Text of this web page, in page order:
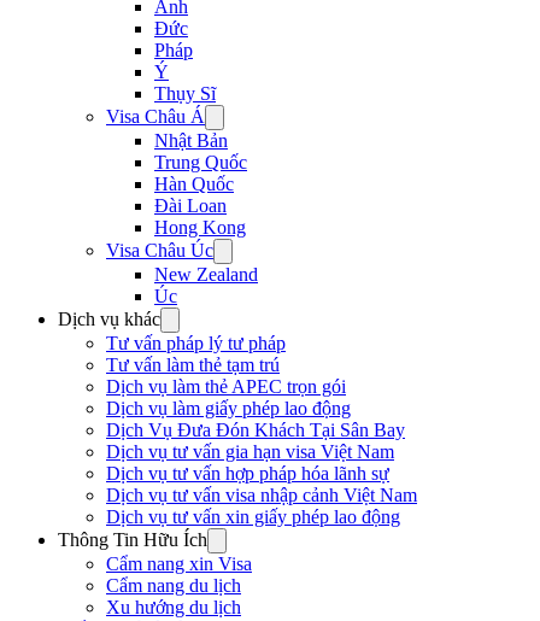
Anh
Đức
Pháp
Ý
Thụy Sĩ
Visa Châu Á
Nhật Bản
Trung Quốc
Hàn Quốc
Đài Loan
Hong Kong
Visa Châu Úc
New Zealand
Úc
Dịch vụ khác
Tư vấn pháp lý tư pháp
Tư vấn làm thẻ tạm trú
Dịch vụ làm thẻ APEC trọn gói
Dịch vụ làm giấy phép lao động
Dịch Vụ Đưa Đón Khách Tại Sân Bay
Dịch vụ tư vấn gia hạn visa Việt Nam
Dịch vụ tư vấn hợp pháp hóa lãnh sự
Dịch vụ tư vấn visa nhập cảnh Việt Nam
Dịch vụ tư vấn xin giấy phép lao động
Thông Tin Hữu Ích
Cẩm nang xin Visa
Cẩm nang du lịch
Xu hướng du lịch